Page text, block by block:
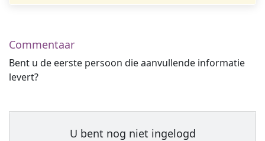
Commentaar
Bent u de eerste persoon die aanvullende informatie
levert?
U bent nog niet ingelogd